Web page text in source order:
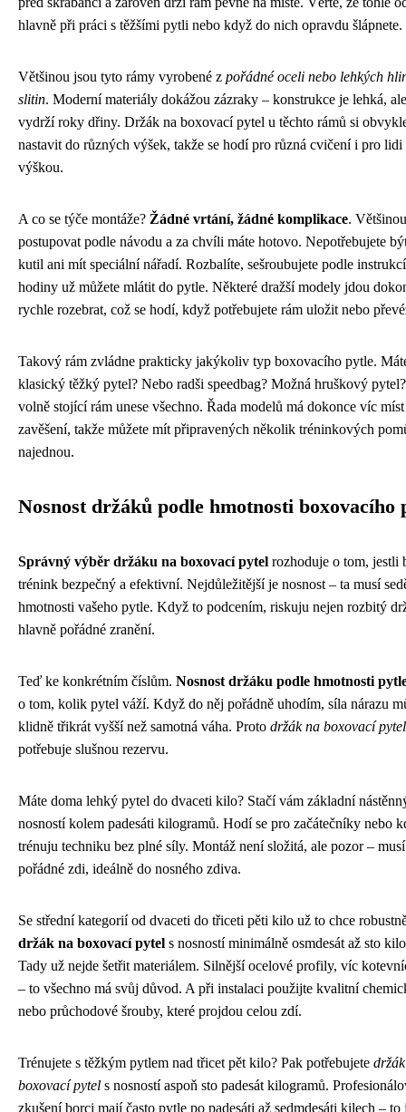
hlavně při práci s těžšími pytli nebo když do nich opravdu šlápnete.
Většinou jsou tyto rámy vyrobené z pořádné oceli nebo lehkých
slitin. Moderní materiály dokážou zázraky – konstrukce je lehká,
vydrží roky dřiny. Držák na boxovací pytel u těchto rámů si
nastavit do různých výšek, takže se hodí pro různá cvičení i pro lidi
výškou.
A co se týče montáže? Žádné vrtání, žádné komplikace.
postupovat podle návodu a za chvíli máte hotovo. Nepotřebujete
kutil ani mít speciální nářadí. Rozbalíte, sešroubujete podle
hodiny už můžete mlátit do pytle. Některé dražší modely jdou
rychle rozebrat, což se hodí, když potřebujete rám uložit nebo
Takový rám zvládne prakticky jakýkoliv typ boxovacího pytle.
klasický těžký pytel? Nebo radši speedbag? Možná hruškový
volně stojící rám unese všechno. Řada modelů má dokonce víc
zavěšení, takže můžete mít připravených několik tréninkových
najednou.
Nosnost držáků podle hmotnosti boxovacího
Správný výběr držáku na boxovací pytel rozhoduje o tom, jestli
trénink bezpečný a efektivní. Nejdůležitější je nosnost – ta musí
hmotnosti vašeho pytle. Když to podcením, riskuju nejen rozbitý
hlavně pořádné zranění.
Teď ke konkrétním číslům. Nosnost držáku podle hmotnosti
o tom, kolik pytel váží. Když do něj pořádně uhodím, síla nárazu
klidně třikrát vyšší než samotná váha. Proto držák na boxovací pytel
potřebuje slušnou rezervu.
Máte doma lehký pytel do dvaceti kilo? Stačí vám základní
nosností kolem padesáti kilogramů. Hodí se pro začátečníky nebo
trénuju techniku bez plné síly. Montáž není složitá, ale pozor –
pořádné zdi, ideálně do nosného zdiva.
Se střední kategorií od dvaceti do třiceti pěti kilo už to chce
držák na boxovací pytel s nosností minimálně osmdesát až sto
Tady už nejde šetřit materiálem. Silnější ocelové profily, víc
– to všechno má svůj důvod. A při instalaci použijte kvalitní
nebo průchodové šrouby, které projdou celou zdí.
Trénujete s těžkým pytlem nad třicet pět kilo? Pak potřebujete
boxovací pytel s nosností aspoň sto padesát kilogramů.
zkušení borci mají často pytle po padesáti až sedmdesáti kilech – to